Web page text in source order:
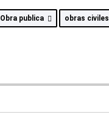
Obra publica obras civiles